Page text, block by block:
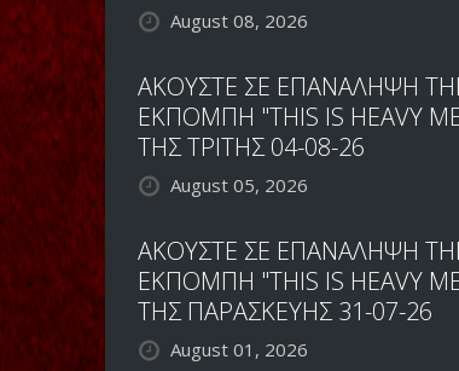
August 08, 2026
ΑΚΟΥΣΤΕ ΣΕ ΕΠΑΝΑΛΗΨΗ
ΕΚΠΟΜΠΗ "THIS IS HEAVY
ΤΗΣ ΤΡΙΤΗΣ 04-08-26
August 05, 2026
ΑΚΟΥΣΤΕ ΣΕ ΕΠΑΝΑΛΗΨΗ
ΕΚΠΟΜΠΗ "THIS IS HEAVY
ΤΗΣ ΠΑΡΑΣΚΕΥΗΣ 31-07-26
August 01, 2026